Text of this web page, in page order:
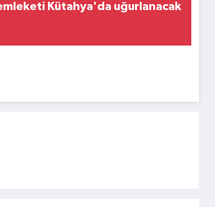
Kütahya'da uğurlanacak